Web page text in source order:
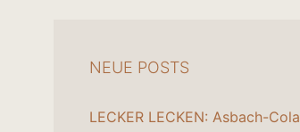
NEUE POSTS
LECKER LECKEN: Asbach-Cola